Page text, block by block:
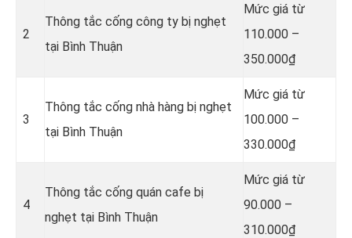
2
Thông tắc cống công ty bị nghẹt
tại Bình Thuận
Mức giá từ
110.000 –
350.000₫
3
Thông tắc cống nhà hàng bị nghẹt
tại Bình Thuận
Mức giá từ
100.000 –
330.000₫
4
Thông tắc cống quán cafe bị
nghẹt tại Bình Thuận
Mức giá từ
90.000 –
310.000₫